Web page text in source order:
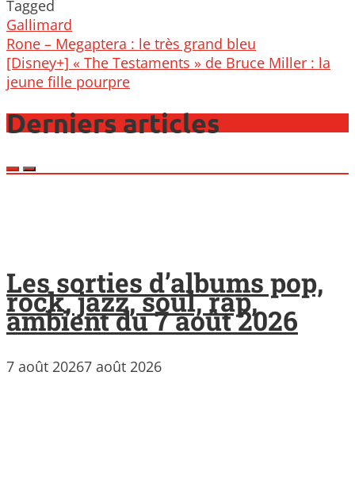
Tagged
Gallimard
Post
navigation
Rone – Megaptera : le très grand bleu
[Disney+] « The Testaments » de Bruce Miller : la
jeune fille pourpre
Derniers articles
Les sorties d’albums pop,
rock, jazz, soul, rap,
ambient du 7 août 2026
7 août 20267 août 2026